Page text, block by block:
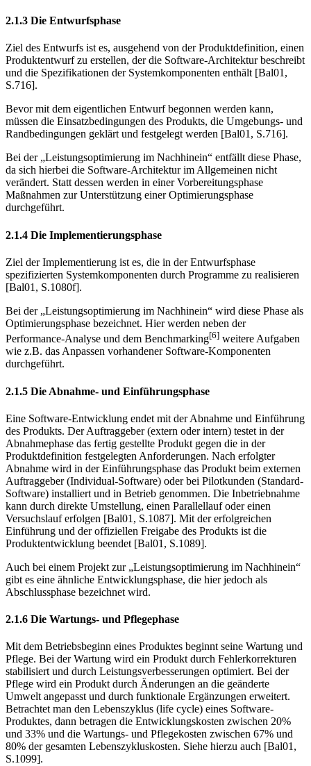
2.1.3 Die Entwurfsphase
Ziel des Entwurfs ist es, ausgehend von der Produktdefinition, einen
Produkt­entwurf zu erstellen, der die Software-Architektur beschreibt
und die Spezifika­tionen der Systemkomponenten enthält [Bal01,
S.716].
Bevor mit dem eigentlichen Entwurf begonnen werden kann,
müssen die Einsatzbedingungen des Produkts, die Umgebungs- und
Randbedingungen geklärt und festgelegt werden [Bal01, S.716].
Bei der „Leistungsoptimierung im Nachhinein“ entfällt diese Phase,
da sich hierbei die Software-Architektur im Allgemeinen nicht
verändert. Statt dessen werden in einer Vorbereitungsphase
Maßnahmen zur Unterstützung einer Op­timierungsphase
durchgeführt.
2.1.4 Die Implementierungsphase
Ziel der Implementierung ist es, die in der Entwurfsphase
spezifizierten Sys­temkomponenten durch Programme zu realisieren
[Bal01, S.1080f].
Bei der „Leistungsoptimierung im Nachhinein“ wird diese Phase als
Optimie­rungsphase bezeichnet. Hier werden neben der
Performance-Analyse und dem Benchmarking[6] weitere Aufgaben
wie z.B. das Anpassen vorhandener Software-Komponenten
durchgeführt.
2.1.5 Die Abnahme- und Einführungsphase
Eine Software-Entwicklung endet mit der Abnahme und Einführung
des Pro­dukts. Der Auftraggeber (extern oder intern) testet in der
Abnahmephase das fertig gestellte Produkt gegen die in der
Produktdefinition festgelegten Anforde­rungen. Nach erfolgter
Abnahme wird in der Einführungsphase das Produkt beim externen
Auftraggeber (Individual-Software) oder bei Pilotkunden (Stan­dard-
Software) installiert und in Betrieb genommen. Die Inbetriebnahme
kann durch direkte Umstellung, einen Parallellauf oder einen
Versuchslauf erfolgen [Bal01, S.1087]. Mit der erfolgreichen
Einführung und der offiziellen Freigabe des Produkts ist die
Produktentwicklung beendet [Bal01, S.1089].
Auch bei einem Projekt zur „Leistungsoptimierung im Nachhinein“
gibt es eine ähnliche Entwicklungsphase, die hier jedoch als
Abschlussphase bezeichnet wird.
2.1.6 Die Wartungs- und Pflegephase
Mit dem Betriebsbeginn eines Produktes beginnt seine Wartung und
Pflege. Bei der Wartung wird ein Produkt durch Fehlerkorrekturen
stabilisiert und durch Leistungsverbesserungen optimiert. Bei der
Pflege wird ein Produkt durch Än­derungen an die geänderte
Umwelt angepasst und durch funktionale Ergän­zungen erweitert.
Betrachtet man den Lebenszyklus (life cycle) eines Software-
Produktes, dann betragen die Entwicklungskosten zwischen 20%
und 33% und die Wartungs- und Pflegekosten zwischen 67% und
80% der gesamten Lebenszykluskosten. Siehe hierzu auch [Bal01,
S.1099].